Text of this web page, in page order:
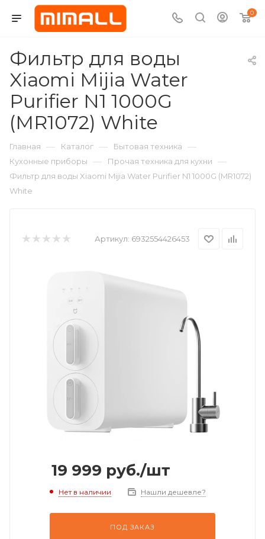
0
Фильтр для воды
Xiaomi Mijia Water
Purifier N1 1000G
(MR1072) White
Главная — Каталог — Бытовая техника —
Кухонные приборы — Прочая техника для кухни —
Фильтр для воды Xiaomi Mijia Water Purifier N1 1000G (MR1072)
White
Артикул: 6932554426453
19 999 руб./шт
Нет в наличии Нашли дешевле?
ПОД ЗАКАЗ